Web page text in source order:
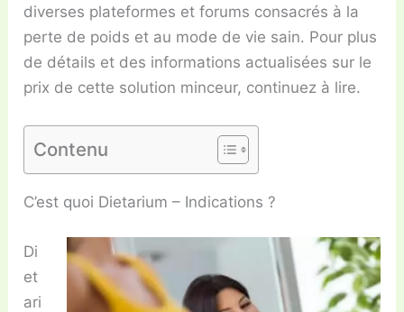
diverses plateformes et forums consacrés à la
perte de poids et au mode de vie sain. Pour plus
de détails et des informations actualisées sur le
prix de cette solution minceur, continuez à lire.
Contenu
C’est quoi Dietarium – Indications ?
Di
et
ari